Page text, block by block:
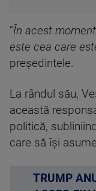
”În acest
este cea care
preşedintele.
La rândul său,
această
politică,
care să îşi
TRUMP